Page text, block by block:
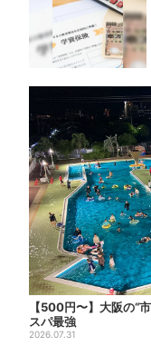
【500円〜】大阪の“
スパ最強
2026.07.31